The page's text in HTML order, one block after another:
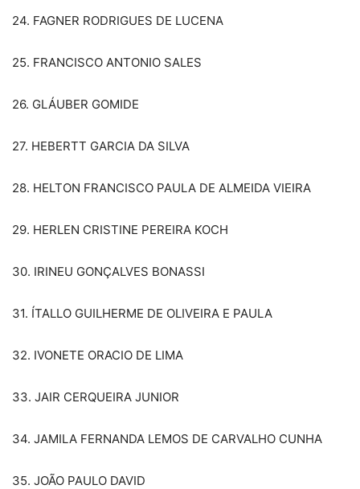
24. FAGNER RODRIGUES DE LUCENA
25. FRANCISCO ANTONIO SALES
26. GLÁUBER GOMIDE
27. HEBERTT GARCIA DA SILVA
28. HELTON FRANCISCO PAULA DE ALMEIDA VIEIRA
29. HERLEN CRISTINE PEREIRA KOCH
30. IRINEU GONÇALVES BONASSI
31. ÍTALLO GUILHERME DE OLIVEIRA E PAULA
32. IVONETE ORACIO DE LIMA
33. JAIR CERQUEIRA JUNIOR
34. JAMILA FERNANDA LEMOS DE CARVALHO CUNHA
35. JOÃO PAULO DAVID